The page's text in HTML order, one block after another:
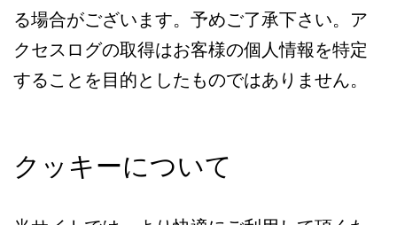
る場合がございます。予めご了承下さい。ア
クセスログの取得はお客様の個人情報を特定
することを目的としたものではありません。
クッキーについて